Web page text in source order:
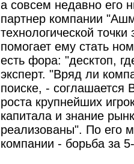
а совсем недавно его
партнер компании
технологической
помогает ему стать
есть фора: "десктоп,
эксперт. "Вряд ли
поиске, - соглашается
роста крупнейших
капитала и знание
реализованы". По его
компании - борьба за